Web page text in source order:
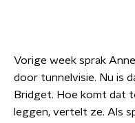
Vorige week sprak
door tunnelvisie. Nu is
Bridget. Hoe komt dat
leggen, vertelt ze. Als